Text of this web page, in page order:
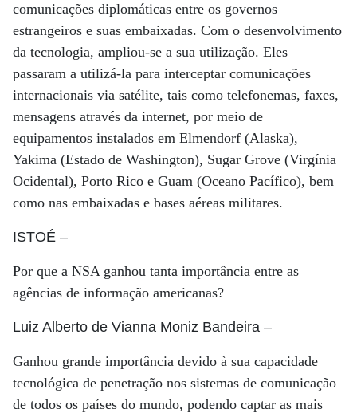
comunicações diplomáticas entre os governos
estrangeiros e suas embaixadas. Com o desenvolvimento
da tecnologia, ampliou-se a sua utilização. Eles
passaram a utilizá-la para interceptar comunicações
internacionais via satélite, tais como telefonemas, faxes,
mensagens através da internet, por meio de
equipamentos instalados em Elmendorf (Alaska),
Yakima (Estado de Washington), Sugar Grove (Virgínia
Ocidental), Porto Rico e Guam (Oceano Pacífico), bem
como nas embaixadas e bases aéreas militares.
ISTOÉ –
Por que a NSA ganhou tanta importância entre as
agências de informação americanas?
Luiz Alberto de Vianna Moniz Bandeira –
Ganhou grande importância devido à sua capacidade
tecnológica de penetração nos sistemas de comunicação
de todos os países do mundo, podendo captar as mais